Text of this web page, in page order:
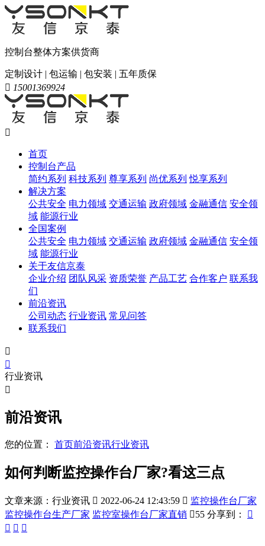
控制台整体方案供货商
定制设计 | 包运输 | 包安装 | 五年质保
 15001369924

首页
控制台产品
简约系列 科技系列 尊享系列 尚优系列 悦享系列
解决方案
公共安全 电力领域 交通运输 政府领域 金融通信 安全领
域 能源行业
全国案例
公共安全 电力领域 交通运输 政府领域 金融通信 安全领
域 能源行业
关于友信京泰
企业介绍 团队风采 资质荣誉 产品工艺 合作客户 联系我
们
前沿资讯
公司动态 行业资讯 常见问答
联系我们


行业资讯

前沿资讯
您的位置： 首页前沿资讯行业资讯
如何判断监控操作台厂家?看这三点
文章来源：行业资讯  2022-06-24 12:43:59  监控操作台厂家
监控操作台生产厂家 监控室操作台厂家直销 55 分享到：

  